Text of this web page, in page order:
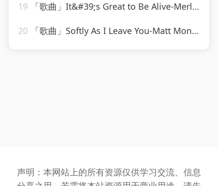
19 「歌曲」It&#39;s Great to Be Alive-Merle Haggard
20 「歌曲」Softly As I Leave You-Matt Monro
声明：本网站上的所有资源仅供学习交流、信息